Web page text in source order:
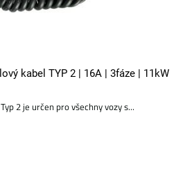
kabel TYP 2 | 16A | 3fáze | 11kW
2 je určen pro všechny vozy s...